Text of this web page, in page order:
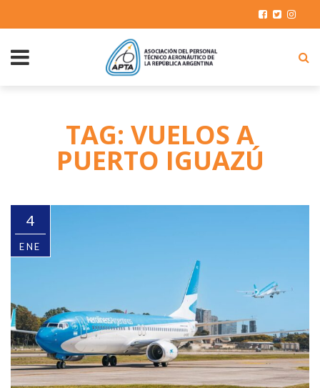
TAG: VUELOS A
PUERTO IGUAZÚ
4
ENE